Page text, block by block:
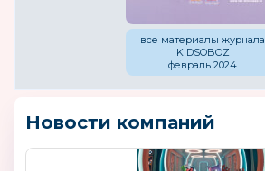
все материалы журнала
KIDSOBOZ
февраль 2024
Новости компаний